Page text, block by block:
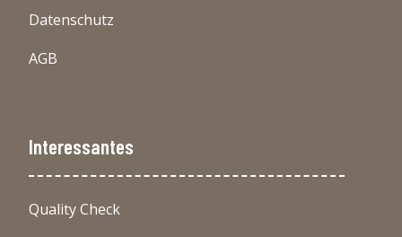
Datenschutz
AGB
Interessantes
Quality Check